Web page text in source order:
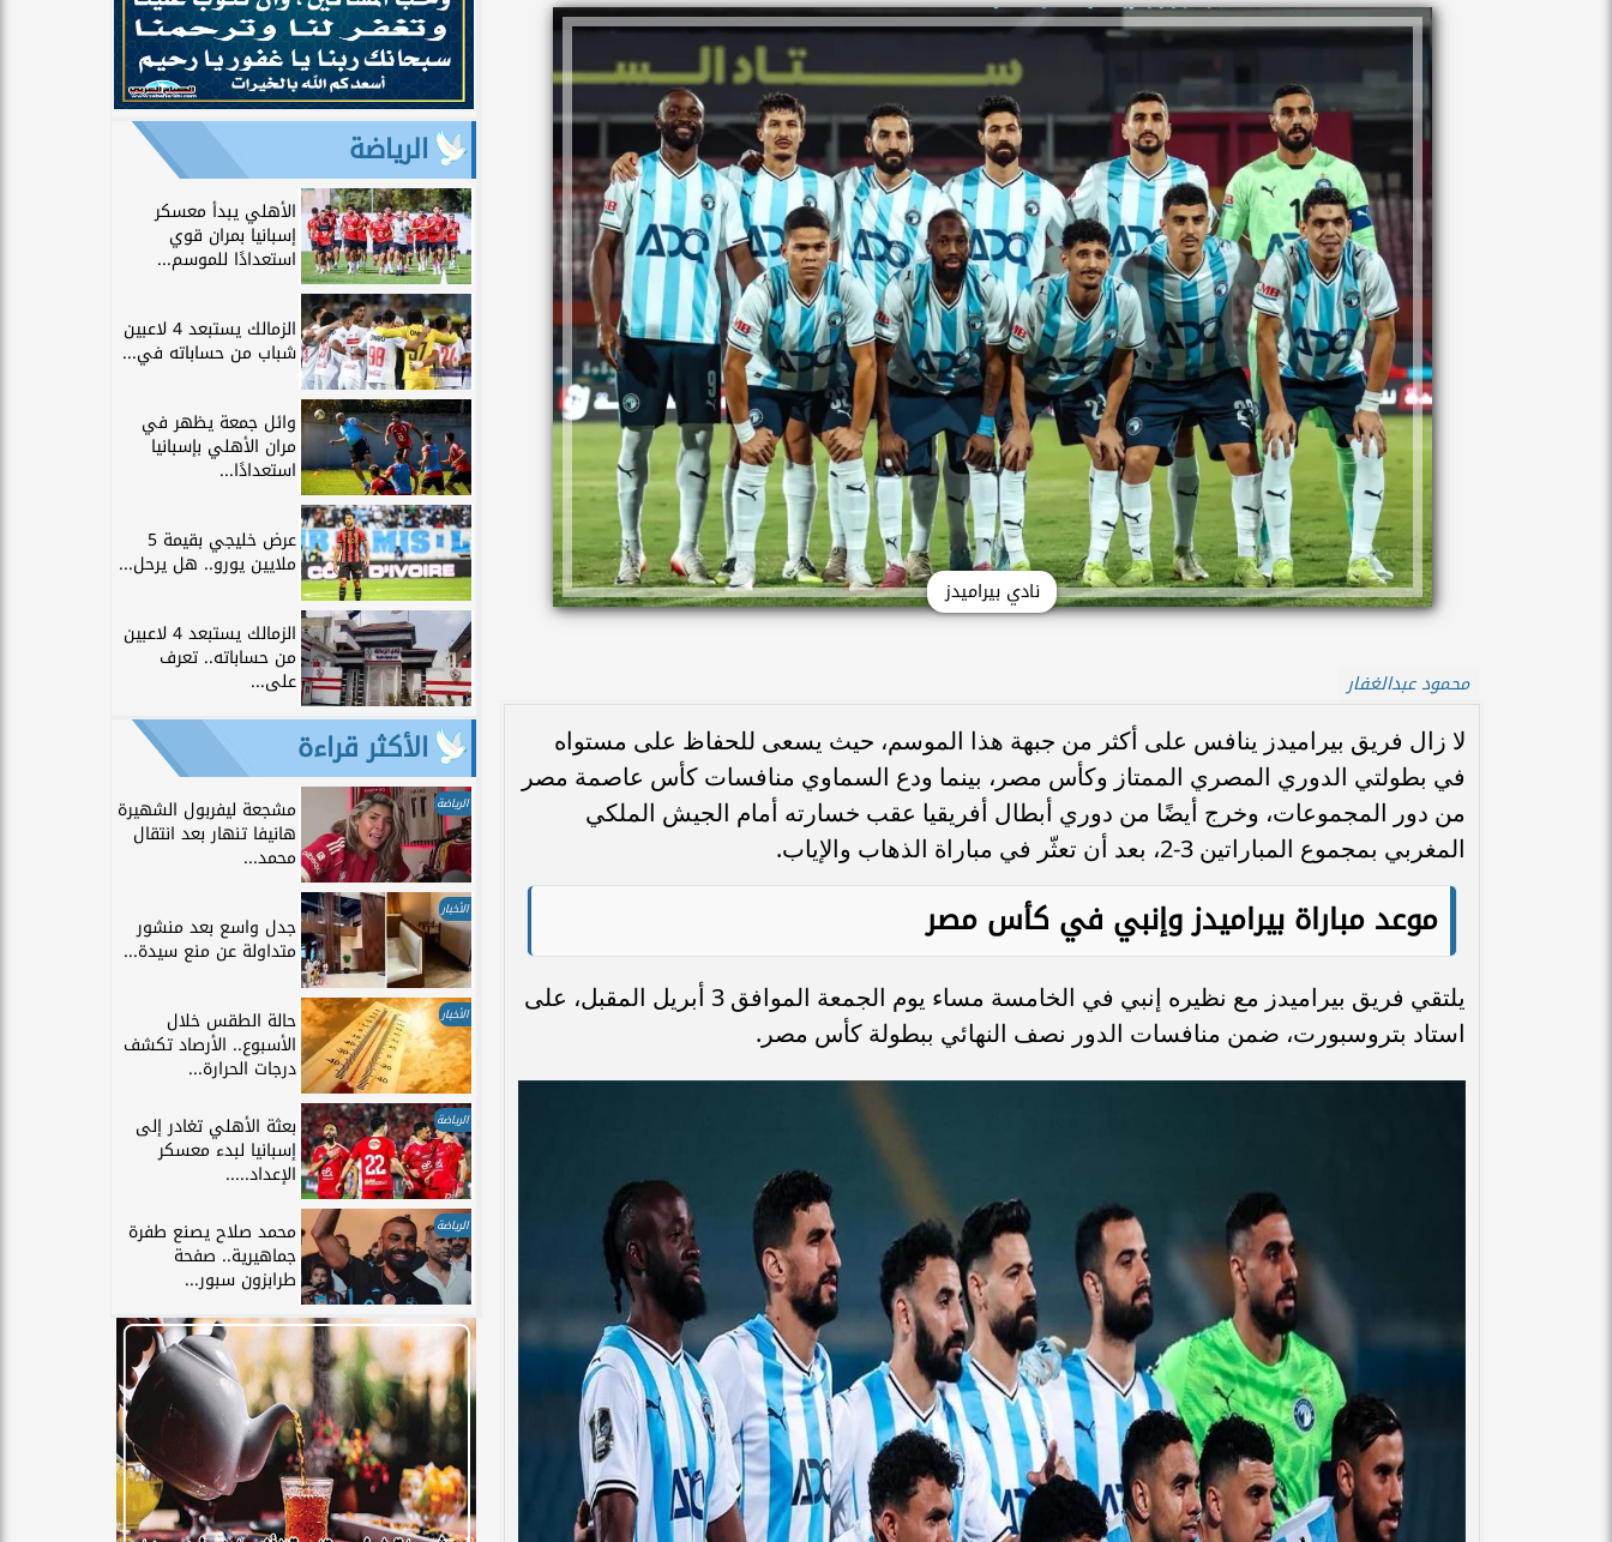
نادي بيراميدز
محمود عبدالغفار
لا زال فريق بيراميدز ينافس على أكثر من جبهة هذا الموسم، حيث يسعى للحفاظ على مستواه
في بطولتي الدوري المصري الممتاز وكأس مصر، بينما ودع السماوي منافسات كأس عاصمة مصر
من دور المجموعات، وخرج أيضًا من دوري أبطال أفريقيا عقب خسارته أمام الجيش الملكي
المغربي بمجموع المباراتين 3-2، بعد أن تعثّر في مباراة الذهاب والإياب.
موعد مباراة بيراميدز وإنبي في كأس مصر
يلتقي فريق بيراميدز مع نظيره إنبي في الخامسة مساء يوم الجمعة الموافق 3 أبريل المقبل، على
استاد بتروسبورت، ضمن منافسات الدور نصف النهائي ببطولة كأس مصر.
الرياضة
الأهلي يبدأ معسكر
إسبانيا بمران قوي
استعدادًا للموسم...
الزمالك يستبعد 4 لاعبين
شباب من حساباته في...
وائل جمعة يظهر في
مران الأهلي بإسبانيا
استعدادًا...
عرض خليجي بقيمة 5
ملايين يورو.. هل يرحل...
الزمالك يستبعد 4 لاعبين
من حساباته.. تعرف
على...
الأكثر قراءة
الرياضة مشجعة ليفربول الشهيرة
هانيفا تنهار بعد انتقال
محمد...
الأخبار
جدل واسع بعد منشور
متداولة عن منع سيدة...
الأخبار حالة الطقس خلال
الأسبوع.. الأرصاد تكشف
درجات الحرارة...
الرياضة بعثة الأهلي تغادر إلى
إسبانيا لبدء معسكر
الإعداد.....
الرياضة محمد صلاح يصنع طفرة
جماهيرية.. صفحة
طرابزون سبور...